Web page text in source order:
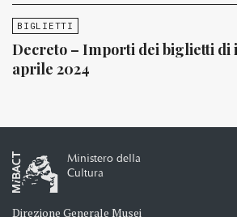
BIGLIETTI
Decreto – Importi dei biglietti di
aprile 2024
Ministero della
Cultura
Direzione Generale Musei